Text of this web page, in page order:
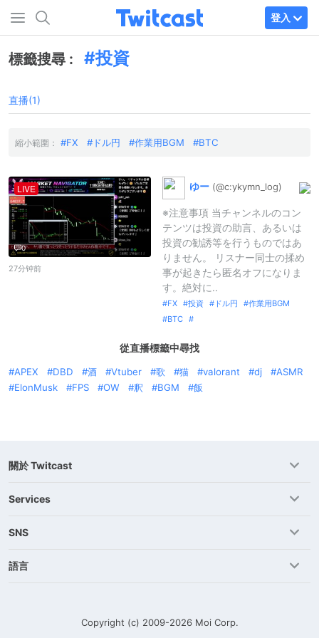
登入
標籤搜尋 : 投資
直播(1)
縮小範圍： FX ドル円 作業用BGM BTC
LIVE
0
27分钟前
ゆー (@c:ykymn_ log)
※注意事項 当チャンネルのコン
テンツは投資の助言、あるいは
投資の勧誘等を行うものではあ
りません。 リスナー同士の揉め
事が起きたら匿名オフになりま
す。絶対に..
FX 投資 ドル円
作業用BGM
BTC
從直播標籤中尋找
APEX DBD 酒 Vtuber 歌 猫 valorant dj
ASMR
ElonMusk
FPS OW 釈 BGM 飯
關於 Twitcast
Services
SNS
語言
Copyright (c) 2009-2026 Moi Corp.